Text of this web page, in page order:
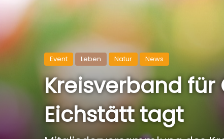
Event Leben Natur News
Kreisverband
Eichstätt tagt